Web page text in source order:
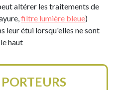
altérer les traitements de
filtre lumière bleue)
leur étui lorsqu'elles ne sont
haut